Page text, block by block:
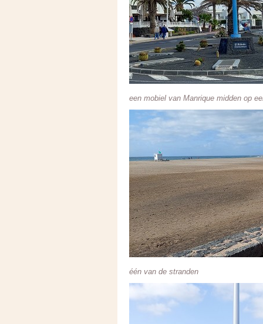
een mobiel van Manrique midden op
één van de stranden